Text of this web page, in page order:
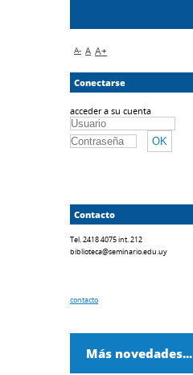
A- A A+
Conectarse
acceder a su cuenta
Contacto
Tel. 2418 4075 int. 212
biblioteca@seminario.edu.uy
contacto
Más novedades...